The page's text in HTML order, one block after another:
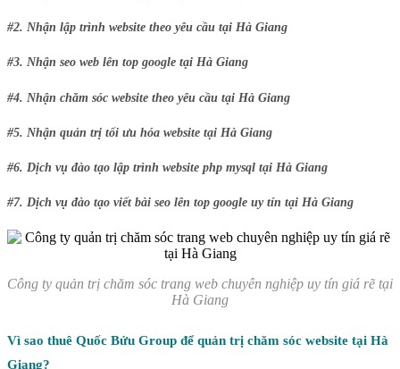
#2. Nhận lập trình website theo yêu cầu tại Hà Giang
#3. Nhận seo web lên top google tại Hà Giang
#4. Nhận chăm sóc website theo yêu cầu tại Hà Giang
#5. Nhận quản trị tối ưu hóa website tại Hà Giang
#6. Dịch vụ đào tạo lập trình website php mysql tại Hà Giang
#7. Dịch vụ đào tạo viết bài seo lên top google uy tín tại Hà Giang
Công ty quản trị chăm sóc trang web chuyên nghiệp uy tín giá rẽ tại
Hà Giang
Vì sao thuê Quốc Bửu Group để quản trị chăm sóc website tại Hà
Giang?